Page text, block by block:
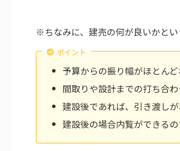
※ちなみに、建売の何が良いかとい
ポイント
予算からの振り幅がほとん
間取りや設計までの打ち合
建設後であれば、引き渡し
建設後の場合内覧ができる